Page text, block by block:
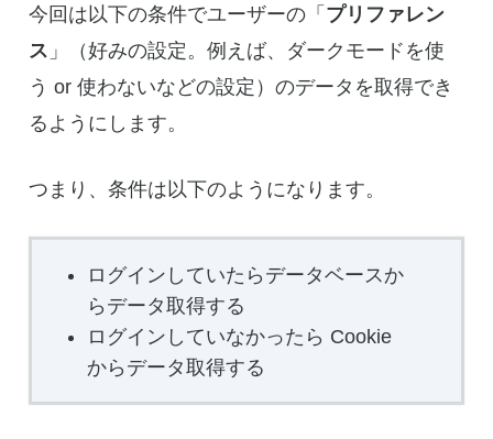
今回は以下の条件でユーザーの「 プリファレン
ス 」（好みの設定。例えば、ダークモードを使
う or 使わないなどの設定）のデータを取得でき
るようにします。
つまり、条件は以下のようになります。
ログインしていたらデータベースか
らデータ取得する
ログインしていなかったら Cookie
からデータ取得する